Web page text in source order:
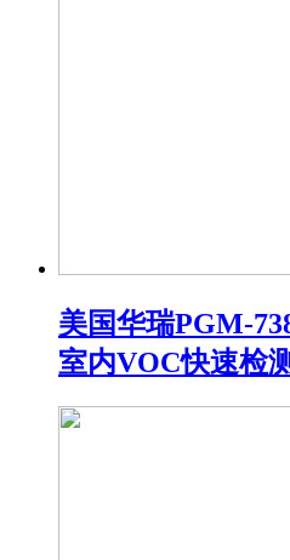
美国华瑞PGM-
室内VOC快速检